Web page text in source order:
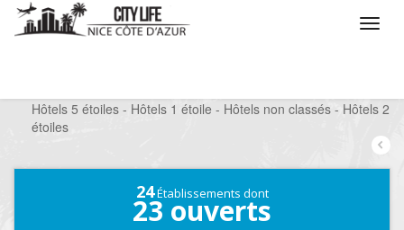
Hôtels 5 étoiles - Hôtels 1 étoile - Hôtels non classés - Hôtels 2
étoiles
24Établissements dont
23 ouverts